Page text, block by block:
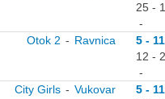
25 -
-
Otok 2 - Ravnica
5 - 11
12 -
-
City Girls - Vukovar
5 - 11